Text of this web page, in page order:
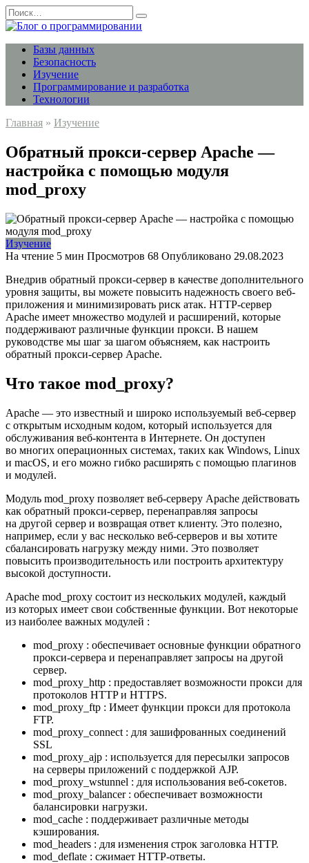
Перейти
к
содержанию
Search
for:
Базы данных
Безопасность
Изучение
Программирование и разработка
Технологии
Главная » Изучение
Обратный прокси-сервер Apache —
настройка с помощью модуля
mod_proxy
Изучение
На чтение 5 мин Просмотров 68 Опубликовано 29.08.2023
Внедрив обратный прокси-сервер в качестве дополнительного
уровня защиты, вы можете повысить надежность своего веб-
приложения и минимизировать риск атак. HTTP-сервер
Apache имеет множество модулей и расширений, которые
поддерживают различные функции прокси. В нашем
руководстве мы шаг за шагом объясняем, как настроить
обратный прокси-сервер Apache.
Что такое mod_proxy?
Apache — это известный и широко используемый веб-сервер
с открытым исходным кодом, который используется для
обслуживания веб-контента в Интернете. Он доступен
во многих операционных системах, таких как Windows, Linux
и macOS, и его можно гибко расширять с помощью плагинов
и модулей.
Модуль mod_proxy позволяет веб-серверу Apache действовать
как обратный прокси-сервер, перенаправляя запросы
на другой сервер и возвращая ответ клиенту. Это полезно,
например, если у вас несколько веб-серверов и вы хотите
сбалансировать нагрузку между ними. Это позволяет
повысить производительность или построить архитектуру
высокой доступности.
Apache mod_proxy состоит из нескольких модулей, каждый
из которых имеет свои собственные функции. Вот некоторые
из наиболее важных модулей :
mod_proxy : обеспечивает основные функции обратного
прокси-сервера и перенаправляет запросы на другой
сервер.
mod_proxy_http : предоставляет возможности прокси для
протоколов HTTP и HTTPS.
mod_proxy_ftp : Имеет функции прокси для протокола
FTP.
mod_proxy_connect : для зашифрованных соединений
SSL
mod_proxy_ajp : используется для пересылки запросов
на серверы приложений с поддержкой AJP.
mod_proxy_wstunnel : для использования веб-сокетов.
mod_proxy_balancer : обеспечивает возможности
балансировки нагрузки.
mod_cache : поддерживает различные методы
кэширования.
mod_headers : для изменения строк заголовка HTTP.
mod_deflate : сжимает HTTP-ответы.